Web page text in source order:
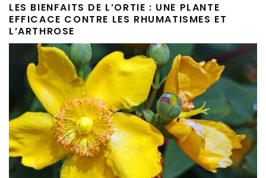
LES BIENFAITS DE L’ORTIE : UNE PLANTE
EFFICACE CONTRE LES RHUMATISMES ET
L’ARTHROSE